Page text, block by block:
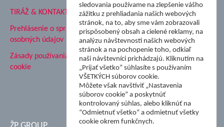
TIRÁŽ & KONTAKT
Prehlásenie o spracovaní
osobných údajov
Zásady používania súborov
cookie
ŠK Železiarne Podbrezová
Tále a.s.
sledovania používame na zlepšenie vášho
zážitku z prehliadania našich webových
stránok, na to, aby sme vám zobrazovali
prispôsobený obsah a cielené reklamy, na
analýzu návštevnosti našich webových
stránok a na pochopenie toho, odkiaľ
naši návštevníci prichádzajú. Kliknutím na
„Prijať všetko” súhlasíte s používaním
VŠETKÝCH súborov cookie.
Môžete však navštíviť „Nastavenia
súborov cookie” a poskytnúť
kontrolovaný súhlas, alebo kliknúť na
“Odmietnuť všetko” a odmietnuť všetky
cookie okrem funkčnych.